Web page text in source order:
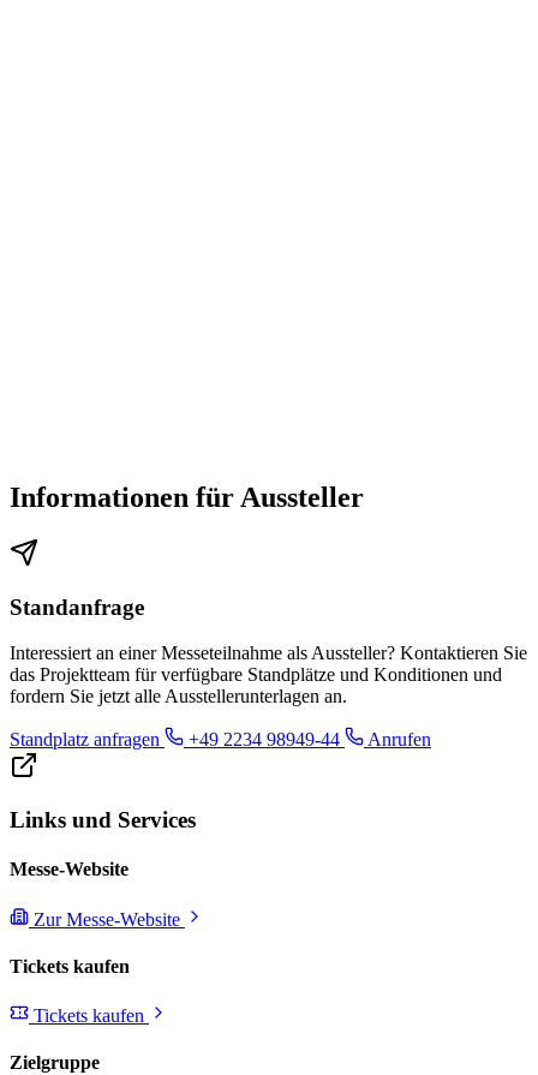
Informationen für Aussteller
Standanfrage
Interessiert an einer Messeteilnahme als Aussteller? Kontaktieren Sie
das Projektteam für verfügbare Standplätze und Konditionen und
fordern Sie jetzt alle Ausstellerunterlagen an.
Standplatz anfragen +49 2234 98949-44 Anrufen
Links und Services
Messe-Website
Zur Messe-Website
Tickets kaufen
Tickets kaufen
Zielgruppe